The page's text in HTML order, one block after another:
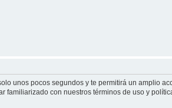
unos pocos segundos y te permitirá un amplio
familiarizado con nuestros términos de uso y